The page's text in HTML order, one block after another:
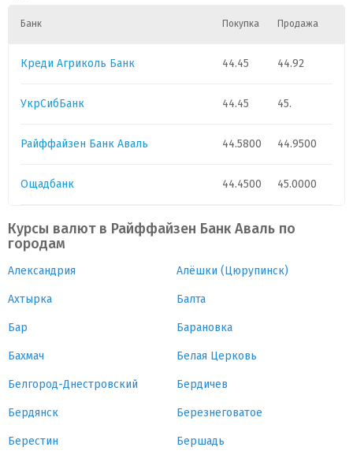
Банк Покупка Продажа
Креди Агриколь Банк 44.45 44.92
УкрСибБанк 44.45 45.
Райффайзен Банк Аваль 44.5800 44.9500
Ощадбанк 44.4500 45.0000
Курсы валют в Райффайзен Банк Аваль по
городам
Александрия Алёшки (Цюрупинск)
Ахтырка Балта
Бар Барановка
Бахмач Белая Церковь
Белгород-Днестровский Бердичев
Бердянск Березнеговатое
Берестин Бершадь